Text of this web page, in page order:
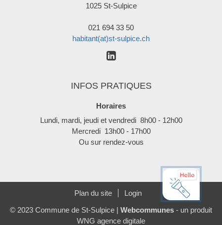
1025 St-Sulpice
021 694 33 50
habitant(at)st-sulpice.ch
INFOS PRATIQUES
Horaires
Lundi, mardi, jeudi et vendredi 8h00 - 12h00
Mercredi 13h00 - 17h00
Ou sur rendez-vous
Plan du site
Login
© 2023 Commune de St-Sulpice | Webcommunes - un produit
WNG agence digitale